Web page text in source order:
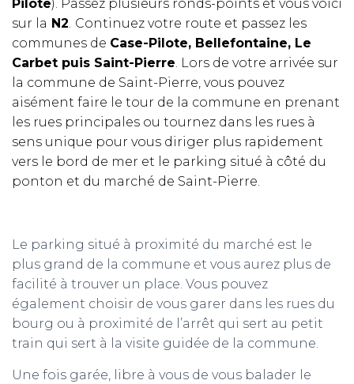
Pilote). Passez plusieurs ronds-points et vous voici
sur la N2. Continuez votre route et passez les
communes de Case-Pilote, Bellefontaine, Le
Carbet puis Saint-Pierre. Lors de votre arrivée sur
la commune de Saint-Pierre, vous pouvez
aisément faire le tour de la commune en prenant
les rues principales ou tournez dans les rues à
sens unique pour vous diriger plus rapidement
vers le bord de mer et le parking situé à côté du
ponton et du marché de Saint-Pierre.
Le parking situé à proximité du marché est le
plus grand de la commune et vous aurez plus de
facilité à trouver un place. Vous pouvez
également choisir de vous garer dans les rues du
bourg ou à proximité de l’arrêt qui sert au petit
train qui sert à la visite guidée de la commune.
Une fois garée, libre à vous de vous balader le